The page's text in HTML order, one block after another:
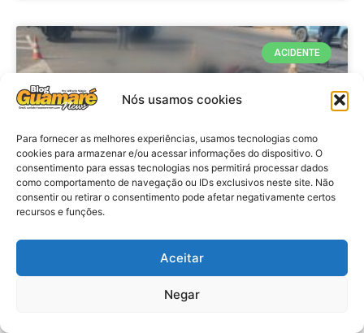
Nós usamos cookies
Para fornecer as melhores experiências, usamos tecnologias como
cookies para armazenar e/ou acessar informações do dispositivo. O
consentimento para essas tecnologias nos permitirá processar dados
como comportamento de navegação ou IDs exclusivos neste site. Não
consentir ou retirar o consentimento pode afetar negativamente certos
recursos e funções.
Aceitar
Negar
ACIDENTE
Acidente: A caminho do trabalho
professora se envolve em
acidente e vai a obito na RN 118
no Alto do Rodrigues, RN